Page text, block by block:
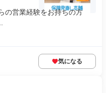
の営業経験をお持ちの方
気になる